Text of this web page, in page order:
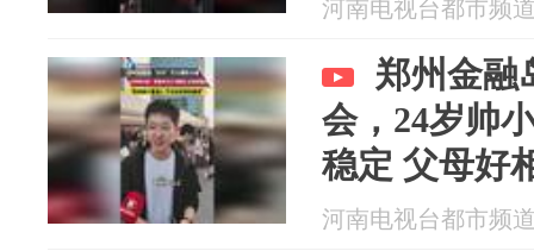
河南电视台都市频
郑州金融
会，24岁帅
稳定 父母好
人 不会有很
河南电视台都市频